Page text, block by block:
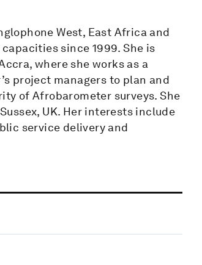
West, East Africa and
since 1999. She is
where she works as a
project managers to plan and
of Afrobarometer surveys. She
UK. Her interests include
service delivery and